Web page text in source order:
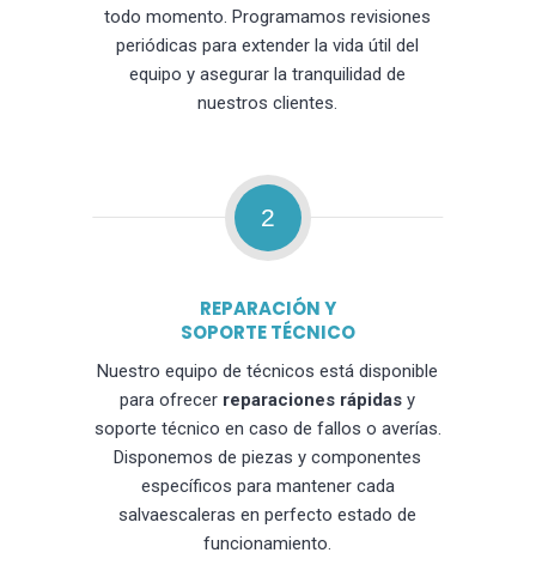
todo momento. Programamos revisiones
periódicas para extender la vida útil del
equipo y asegurar la tranquilidad de
nuestros clientes.
2
REPARACIÓN Y
SOPORTE TÉCNICO
Nuestro equipo de técnicos está disponible
para ofrecer reparaciones rápidas y
soporte técnico en caso de fallos o averías.
Disponemos de piezas y componentes
específicos para mantener cada
salvaescaleras en perfecto estado de
funcionamiento.